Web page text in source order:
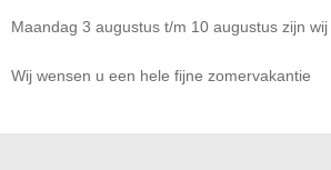
Maandag 3 augustus t/m 10 augustus zijn
Wij wensen u een hele fijne zomervakantie